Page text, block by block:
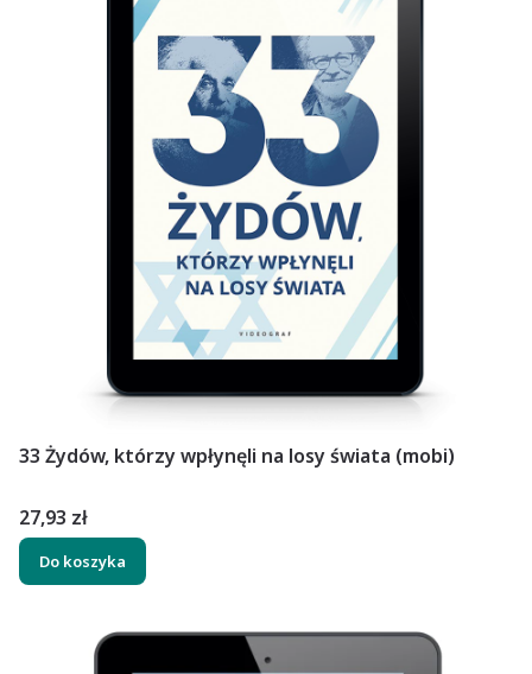
33 Żydów, którzy wpłynęli na losy świata (mobi)
Cena
27,93 zł
Do koszyka